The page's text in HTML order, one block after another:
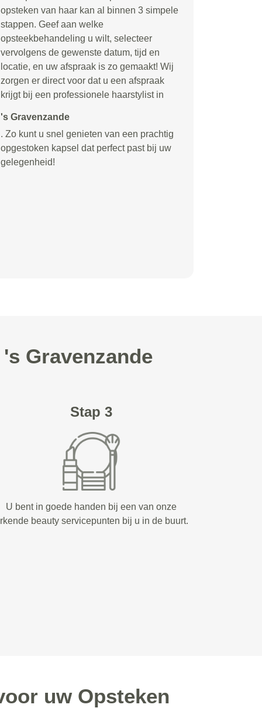
opsteken van haar kan al binnen 3 simpele
stappen. Geef aan welke
opsteekbehandeling u wilt, selecteer
vervolgens de gewenste datum, tijd en
locatie, en uw afspraak is zo gemaakt! Wij
zorgen er direct voor dat u een afspraak
krijgt bij een professionele haarstylist in
's Gravenzande
. Zo kunt u snel genieten van een prachtig
opgestoken kapsel dat perfect past bij uw
gelegenheid!
Gravenzande
Stap 3
U bent in goede handen bij een van onze
beauty servicepunten bij u in de buurt.
uw Opsteken